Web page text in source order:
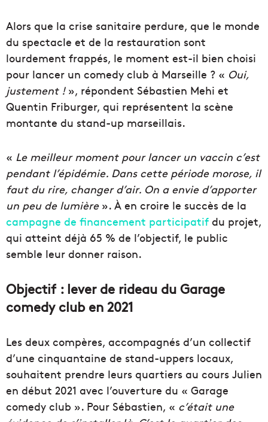
Alors que la crise sanitaire perdure, que le monde
du spectacle et de la restauration sont
lourdement frappés, le moment est-il bien choisi
pour lancer un comedy club à Marseille ? « Oui,
justement !», répondent Sébastien Mehi et
Quentin Friburger, qui représentent la scène
montante du stand-up marseillais.
« Le meilleur moment pour lancer un vaccin c’est
pendant l’épidémie. Dans cette période morose, il
faut du rire, changer d’air. On a envie d’apporter
un peu de lumière». À en croire le succès de la
campagne de financement participatif du projet,
qui atteint déjà 65 % de l’objectif, le public
semble leur donner raison.
Objectif : lever de rideau du Garage
comedy club en 2021
Les deux compères, accompagnés d’un collectif
d’une cinquantaine de stand-uppers locaux,
souhaitent prendre leurs quartiers au cours Julien
en début 2021 avec l’ouverture du « Garage
comedy club ». Pour Sébastien, « c’était une